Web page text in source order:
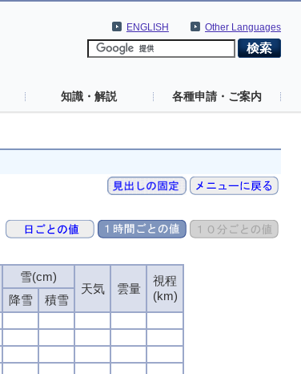
Other Languages
ENGLISH
知識・解説 各種申請・ご案内
雪(cm)
天気
雲量
視程
(km)
降雪
積雪